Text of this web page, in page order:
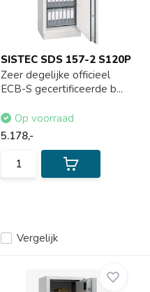
SISTEC SDS 157-2 S120P
Zeer degelijke officieel
ECB-S gecertificeerde b...
Vergelijk
Op voorraad
5.178,-